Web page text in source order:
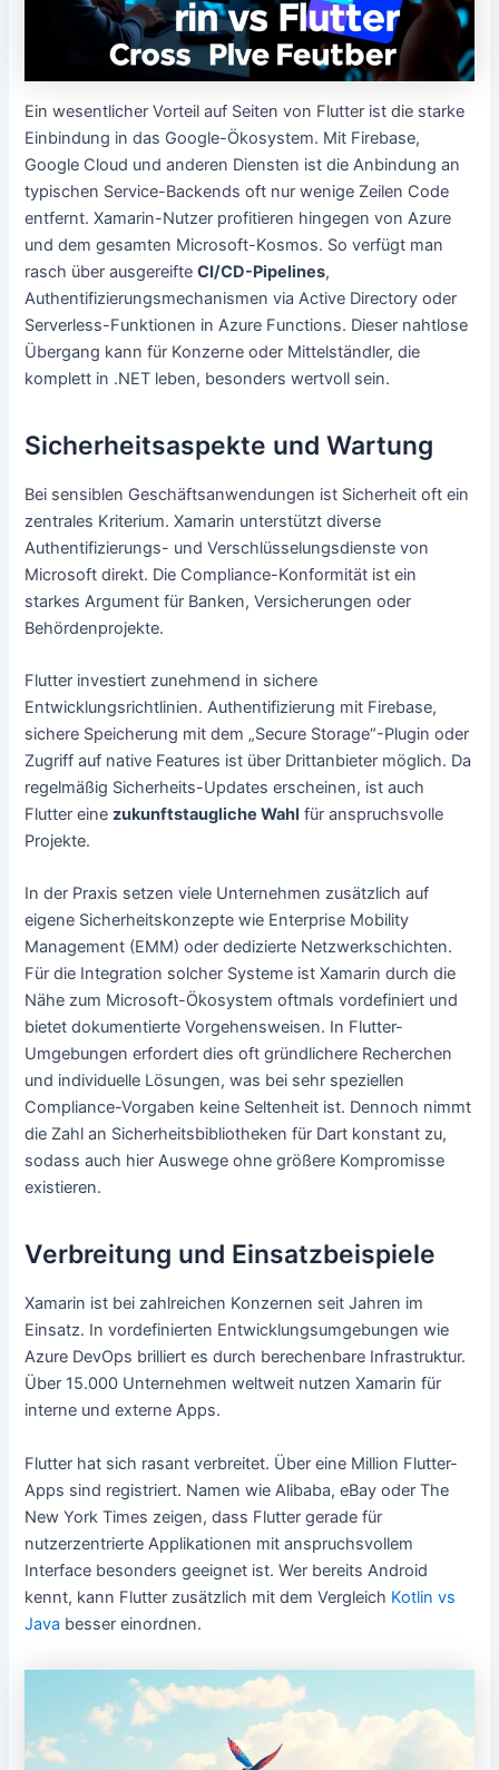
Ein wesentlicher Vorteil auf Seiten von Flutter ist die starke
Einbindung in das Google-Ökosystem. Mit Firebase,
Google Cloud und anderen Diensten ist die Anbindung an
typischen Service-Backends oft nur wenige Zeilen Code
entfernt. Xamarin-Nutzer profitieren hingegen von Azure
und dem gesamten Microsoft-Kosmos. So verfügt man
rasch über ausgereifteCI/CD-Pipelines,
Authentifizierungsmechanismen via Active Directory oder
Serverless-Funktionen in Azure Functions. Dieser nahtlose
Übergang kann für Konzerne oder Mittelständler, die
komplett in .NET leben, besonders wertvoll sein.
Sicherheitsaspekte und Wartung
Bei sensiblen Geschäftsanwendungen ist Sicherheit oft ein
zentrales Kriterium. Xamarin unterstützt diverse
Authentifizierungs- und Verschlüsselungsdienste von
Microsoft direkt. Die Compliance-Konformität ist ein
starkes Argument für Banken, Versicherungen oder
Behördenprojekte.
Flutter investiert zunehmend in sichere
Entwicklungsrichtlinien. Authentifizierung mit Firebase,
sichere Speicherung mit dem „Secure Storage“-Plugin oder
Zugriff auf native Features ist über Drittanbieter möglich. Da
regelmäßig Sicherheits-Updates erscheinen, ist auch
Flutter einezukunftstaugliche Wahl für anspruchsvolle
Projekte.
In der Praxis setzen viele Unternehmen zusätzlich auf
eigene Sicherheitskonzepte wie Enterprise Mobility
Management (EMM) oder dedizierte Netzwerkschichten.
Für die Integration solcher Systeme ist Xamarin durch die
Nähe zum Microsoft-Ökosystem oftmals vordefiniert und
bietet dokumentierte Vorgehensweisen. In Flutter-
Umgebungen erfordert dies oft gründlichere Recherchen
und individuelle Lösungen, was bei sehr speziellen
Compliance-Vorgaben keine Seltenheit ist. Dennoch nimmt
die Zahl an Sicherheitsbibliotheken für Dart konstant zu,
sodass auch hier Auswege ohne größere Kompromisse
existieren.
Verbreitung und Einsatzbeispiele
Xamarin ist bei zahlreichen Konzernen seit Jahren im
Einsatz. In vordefinierten Entwicklungsumgebungen wie
Azure DevOps brilliert es durch berechenbare Infrastruktur.
Über 15.000 Unternehmen weltweit nutzen Xamarin für
interne und externe Apps.
Flutter hat sich rasant verbreitet. Über eine Million Flutter-
Apps sind registriert. Namen wie Alibaba, eBay oder The
New York Times zeigen, dass Flutter gerade für
nutzerzentrierte Applikationen mit anspruchsvollem
Interface besonders geeignet ist. Wer bereits Android
kennt, kann Flutter zusätzlich mit dem Vergleich Kotlin vs
Java besser einordnen.